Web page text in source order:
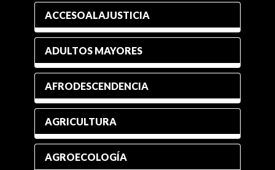
ACCESOALAJUSTICIA
ADULTOS MAYORES
AFRODESCENDENCIA
AGRICULTURA
AGROECOLOGÍA